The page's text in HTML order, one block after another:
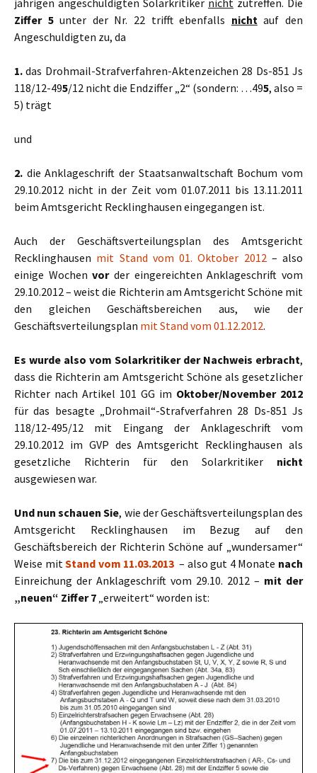
jährigen angeschuldigten Solarkritiker nicht zutreffen. Die
Ziffer 5unter der Nr. 22 trifft ebenfalls nichtauf den
Angeschuldigten zu, da
1. das Drohmail-Strafverfahren-Aktenzeichen 28 Ds-851 Js
118/12-495/12 nicht die Endziffer „2“ (sondern: …495, also =
5) trägt
und
2. die Anklageschrift der Staatsanwaltschaft Bochum vom
29.10.2012 nicht in der Zeit vom 01.07.2011 bis 13.11.2011
beim Amtsgericht Recklinghausen eingegangen ist.
Auch der Geschäftsverteilungsplan des Amtsgericht
Recklinghausen mit Stand vom 01. Oktober 2012– also
einige Wochenvorder eingereichten Anklageschrift vom
29.10.2012 – weist die Richterin am Amtsgericht Schöne mit
den gleichen Geschäftsbereichen aus, wie der
Geschäftsverteilungsplan mit Stand vom 01.12.2012.
Es wurde also vom Solarkritiker der Nachweis erbracht,
dass die Richterin am Amtsgericht Schöne als gesetzlicher
Richter nach Artikel 101 GG im Oktober/November 2012
für das besagte „Drohmail“-Strafverfahren 28 Ds-851 Js
118/12-495/12 mit Eingang der Anklageschrift vom
29.10.2012 im GVP des Amtsgericht Recklinghausen als
gesetzliche Richterin für den Solarkritiker nicht
ausgewiesen war.
Und nun schauen Sie, wie der Geschäftsverteilungsplan des
Amtsgericht Recklinghausen im Bezug auf den
Geschäftsbereich der Richterin Schöne auf „wundersamer“
Weise mitStand vom 11.03.2013 – also gut 4 Monate nach
Einreichung der Anklageschrift vom 29.10. 2012 – mit der
„neuen“ Ziffer 7 „erweitert“ worden ist: